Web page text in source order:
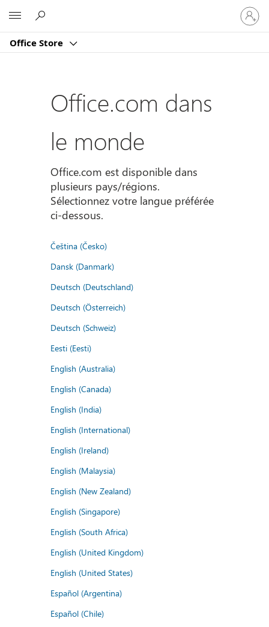
Office Store
vous
à
compte
Office.com dans
le monde
Office.com est disponible dans
plusieurs pays/régions.
Sélectionnez votre langue préférée
ci-dessous.
Čeština (Česko)
Dansk (Danmark)
Deutsch (Deutschland)
Deutsch (Österreich)
Deutsch (Schweiz)
Eesti (Eesti)
English (Australia)
English (Canada)
English (India)
English (International)
English (Ireland)
English (Malaysia)
English (New Zealand)
English (Singapore)
English (South Africa)
English (United Kingdom)
English (United States)
Español (Argentina)
Español (Chile)